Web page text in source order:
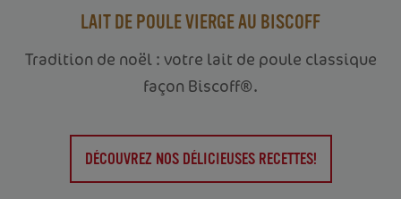
LAIT DE POULE VIERGE AU BISCOFF
Tradition de noël : votre lait de poule classique
façon Biscoff®.
DÉCOUVREZ NOS DÉLICIEUSES RECETTES!